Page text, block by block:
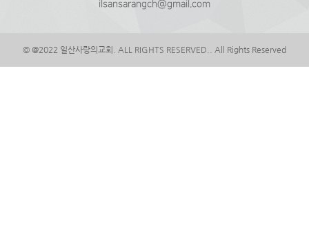
ilsansarangch@gmail.com
© @2022 일산사랑의교회. ALL RIGHTS RESERVED.. All Rights Reserved